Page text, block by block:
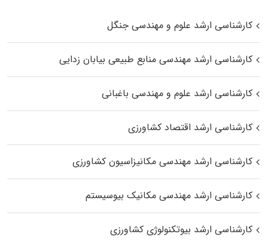
کارشناسی ارشد علوم و مهندسی جنگل
کارشناسی ارشد مهندسی منابع طبیعی بیابان زدایی
کارشناسی ارشد علوم و مهندسی باغبانی
کارشناسی ارشد اقتصاد کشاورزی
کارشناسی ارشد مهندسی مکانیزاسیون کشاورزی
کارشناسی ارشد مهندسی مکانیک بیوسیستم
کارشناسی ارشد بیوتکنولوژی کشاورزی